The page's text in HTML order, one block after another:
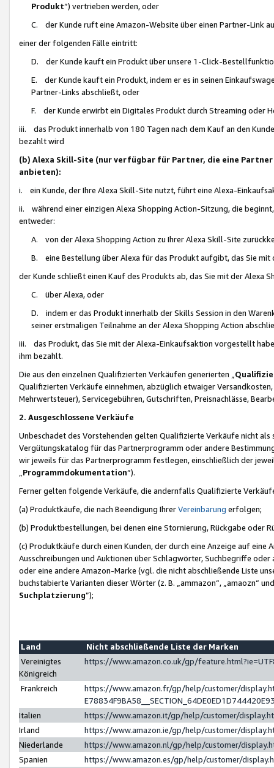
Produkt“) vertrieben werden, oder
C. der Kunde ruft eine Amazon-Website über einen Partner-Link
einer der folgenden Fälle eintritt:
D. der Kunde kauft ein Produkt über unsere 1-Click-
E. der Kunde kauft ein Produkt, indem er es in seinen
Partner-Links abschließt, oder
F. der Kunde erwirbt ein Digitales Produkt durch Streaming oder
iii. das Produkt innerhalb von 180 Tagen nach dem Kauf an den
bezahlt wird
(b) Alexa Skill-Site (nur verfügbar für Partner, die eine
anbieten):
i. ein Kunde, der Ihre Alexa Skill-Site nutzt, führt eine Alexa-
ii. während einer einzigen Alexa Shopping Action-Sitzung, die
entweder:
A. von der Alexa Shopping Action zu Ihrer Alexa Skill-Site
B. eine Bestellung über Alexa für das Produkt aufgibt, das Sie mit
der Kunde schließt einen Kauf des Produkts ab, das Sie mit der Alexa
C. über Alexa, oder
D. indem er das Produkt innerhalb der Skills Session in den
seiner erstmaligen Teilnahme an der Alexa Shopping Action
iii. das Produkt, das Sie mit der Alexa-Einkaufsaktion vorgestellt
ihm bezahlt.
Die aus den einzelnen Qualifizierten Verkäufen generierten „
Qualifizierten Verkäufe einnehmen, abzüglich etwaiger
Mehrwertsteuer), Servicegebühren, Gutschriften, Preisnachlässe,
2. Ausgeschlossene Verkäufe
Unbeschadet des Vorstehenden gelten Qualifizierte Verkäufe nicht
Vergütungskatalog für das Partnerprogramm oder andere
wir jeweils für das Partnerprogramm festlegen, einschließlich der
Programmdokumentation“).
Ferner gelten folgende Verkäufe, die andernfalls Qualifizierte
(a) Produktkäufe, die nach Beendigung IhrerVereinbarung erfolgen;
(b) Produktbestellungen, bei denen eine Stornierung, Rückgabe oder
(c) Produktkäufe durch einen Kunden, der durch eine Anzeige auf
Ausschreibungen und Auktionen über Schlagwörter, Suchbegriffe
oder eine andere Amazon-Marke (vgl. die nicht abschließende Liste
buchstabierte Varianten dieser Wörter (z. B. „ammazon“, „amaozn“
Suchplatzierung”);
Land
Nicht abschließende Liste der Marken
Vereinigtes
Königreich
https://www.amazon.co.uk/gp/
Frankreich
https://www.amazon.fr/gp/help/customer/
Italien
https://www.amazon.it/gp/help/customer/
Irland
https://www.amazon.ie/gp/help/customer/
Niederlande
https://www.amazon.nl/gp/help/customer/
Spanien
https://www.amazon.es/gp/help/customer/